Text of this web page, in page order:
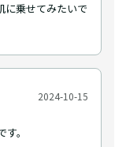
に乗せてみたいで
2024-10-15
。